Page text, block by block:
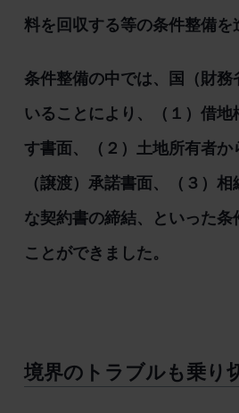
料を回収する等の条件整備を
条件整備の中では、国（財務
いることにより、（１）借地
す書面、（２）土地所有者か
（譲渡）承諾書面、（３）
な契約書の締結、といった条
ことができました。
境界のトラブルも乗り